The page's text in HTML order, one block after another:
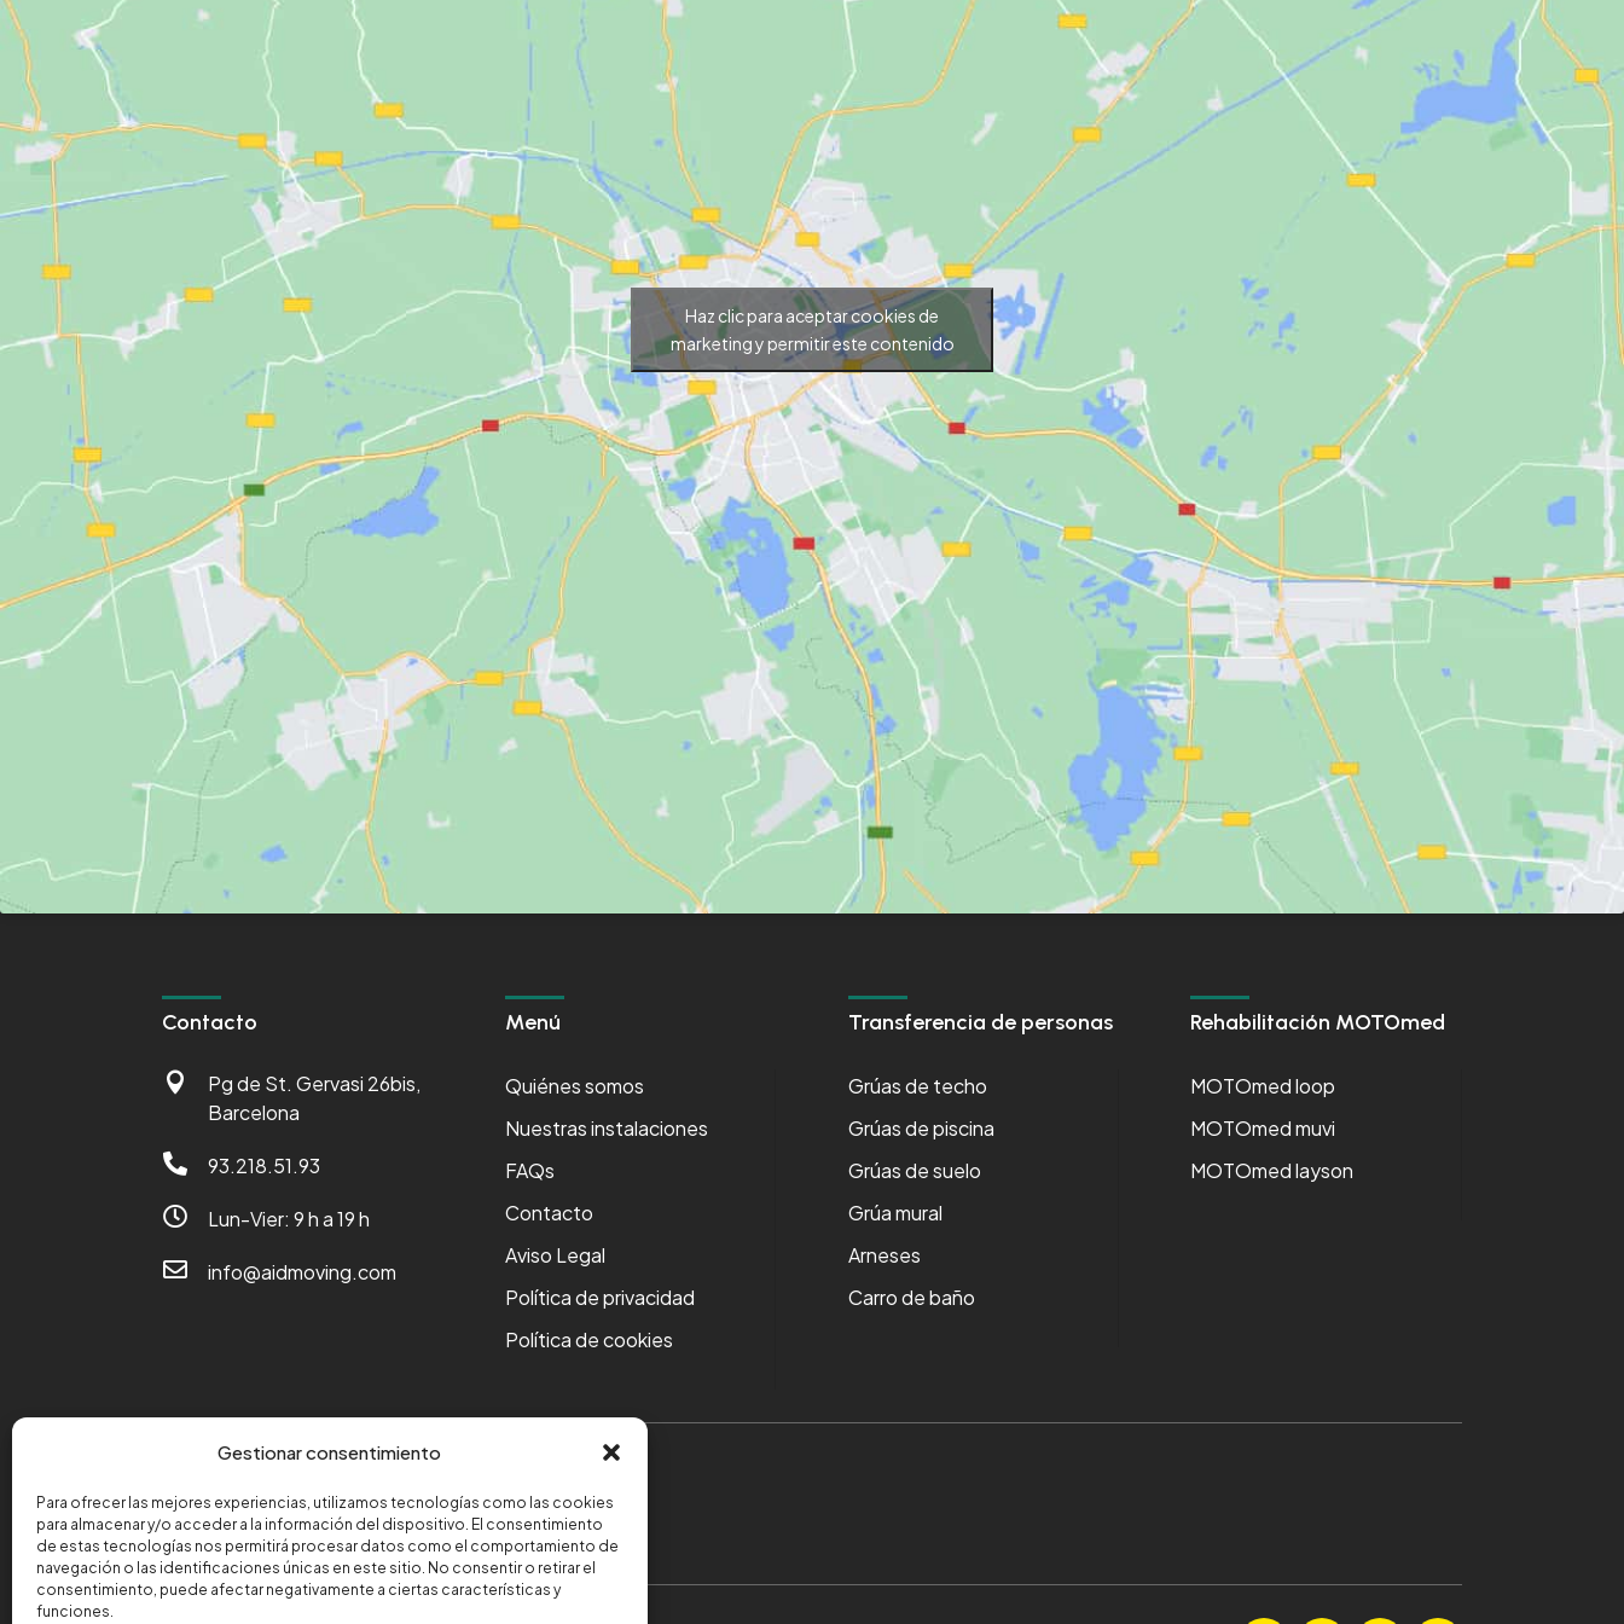
Gestionar consentimiento
Para ofrecer las mejores experiencias, utilizamos tecnologías como las cookies
para almacenar y/o acceder a la información del dispositivo. El consentimiento
de estas tecnologías nos permitirá procesar datos como el comportamiento de
navegación o las identificaciones únicas en este sitio. No consentir o retirar el
consentimiento, puede afectar negativamente a ciertas características y
funciones.
Haz clic para aceptar cookies de
marketing y permitir este contenido
Contacto

Pg de St. Gervasi 26bis,
Barcelona

93.218.51.93

Lun-Vier: 9 h a 19 h

info@aidmoving.com
Menú
Quiénes somos
Nuestras instalaciones
FAQs
Contacto
Aviso Legal
Política de privacidad
Política de cookies
Transferencia de personas
Grúas de techo
Grúas de piscina
Grúas de suelo
Grúa mural
Arneses
Carro de baño
Rehabilitación MOTOmed
MOTOmed loop
MOTOmed muvi
MOTOmed layson